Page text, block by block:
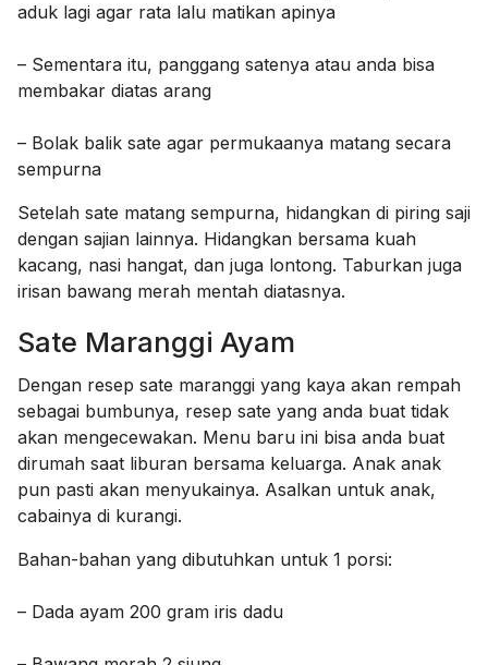
aduk lagi agar rata lalu matikan apinya
– Sementara itu, panggang satenya atau anda bisa
membakar diatas arang
– Bolak balik sate agar permukaanya matang secara
sempurna
Setelah sate matang sempurna, hidangkan di piring saji
dengan sajian lainnya. Hidangkan bersama kuah
kacang, nasi hangat, dan juga lontong. Taburkan juga
irisan bawang merah mentah diatasnya.
Sate Maranggi Ayam
Dengan resep sate maranggi yang kaya akan rempah
sebagai bumbunya, resep sate yang anda buat tidak
akan mengecewakan. Menu baru ini bisa anda buat
dirumah saat liburan bersama keluarga. Anak anak
pun pasti akan menyukainya. Asalkan untuk anak,
cabainya di kurangi.
Bahan-bahan yang dibutuhkan untuk 1 porsi:
– Dada ayam 200 gram iris dadu